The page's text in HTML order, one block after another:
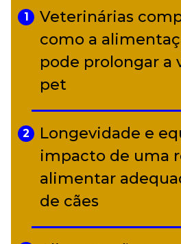
Adriana
alter ego infantil
Curitiba
1
Veterinárias
como a
pode prolongar a
pet
2
Longevidade e
impacto de uma
alimentar
de cães